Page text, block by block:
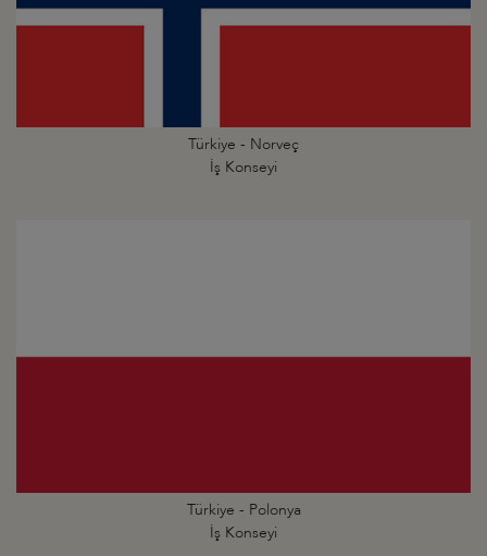
Türkiye - Norveç
İş Konseyi
Türkiye - Polonya
İş Konseyi